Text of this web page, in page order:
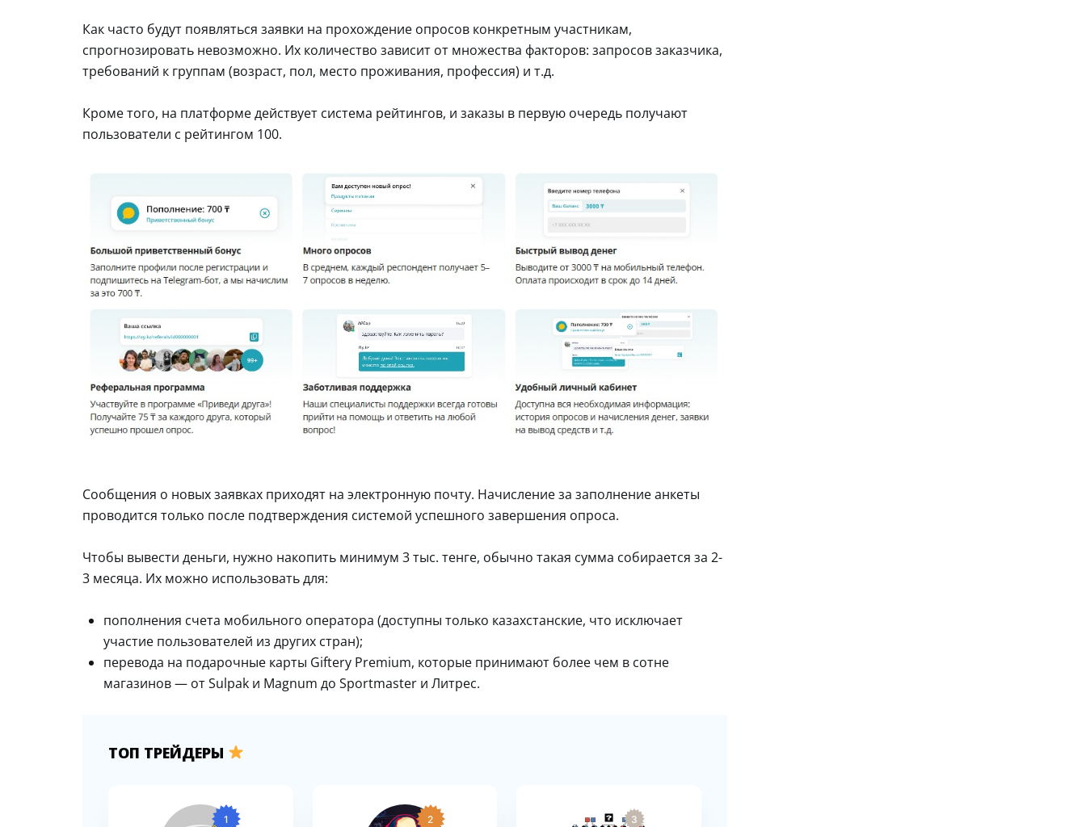
Как часто будут появляться заявки на прохождение опросов конкретным участникам,
спрогнозировать невозможно. Их количество зависит от множества факторов: запросов заказчика,
требований к группам (возраст, пол, место проживания, профессия) и т.д.
Кроме того, на платформе действует система рейтингов, и заказы в первую очередь получают
пользователи с рейтингом 100.
Сообщения о новых заявках приходят на электронную почту. Начисление за заполнение анкеты
проводится только после подтверждения системой успешного завершения опроса.
Чтобы вывести деньги, нужно накопить минимум 3 тыс. тенге, обычно такая сумма собирается за 2-
3 месяца. Их можно использовать для:
пополнения счета мобильного оператора (доступны только казахстанские, что исключает
участие пользователей из других стран);
перевода на подарочные карты Giftery Premium, которые принимают более чем в сотне
магазинов — от Sulpak и Magnum до Sportmaster и Литрес.
ТОП ТРЕЙДЕРЫ
1 2 3